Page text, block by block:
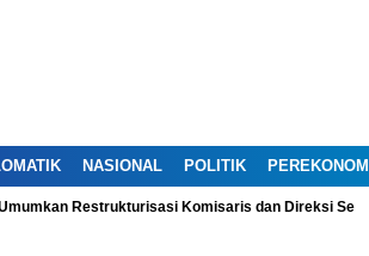
NASIONAL POLITIK
Restrukturisasi Komisaris dan Direksi